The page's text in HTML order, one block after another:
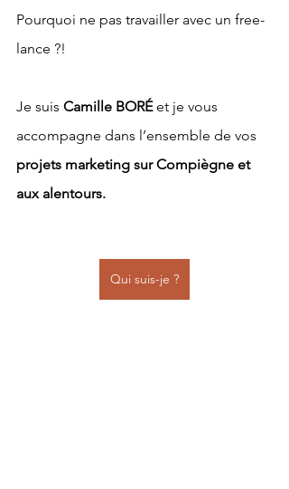
Pourquoi ne pas travailler avec un free-
lance ?!
Je suis Camille BORÉ et je vous
accompagne dans l’ensemble de vos
projets marketing sur Compiègne et
aux alentours.
Qui suis-je ?